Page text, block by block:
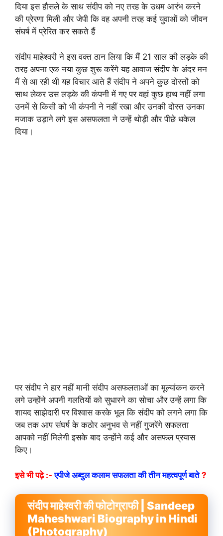
दिया इस हौसले के साथ संदीप को नए तरह के उधम आरंभ करने
की प्रेरणा मिली और जेपी कि वह अपनी तरह कई युवाओं को जीवन
संघर्ष में प्रेरित कर सकते हैं
संदीप माहेश्वरी ने इस वक्त ठान लिया कि मैं 21 साल की लड़के की
तरह अपना एक नया कुछ शुरू करेंगे यह आवाज संदीप के अंदर मन
मैं से आ रही थी यह विचार आते हैं संदीप ने अपने कुछ दोस्तों को
साथ लेकर उस लड़के की कंपनी में गए पर वहां कुछ हाथ नहीं लगा
उनमें से किसी को भी कंपनी ने नहीं रखा और उनकी दोस्त उनका
मजाक उड़ाने लगे इस असफलता ने उन्हें थोड़ी और पीछे धकेल
दिया।
पर संदीप ने हार नहीं मानी संदीप असफलताओं का मूल्यांकन करने
लगे उन्होंने अपनी गलतियों को सुधारने का सोचा और उन्हें लगा कि
शायद साझेदारी पर विश्वास करके भूल कि संदीप को लगने लगा कि
जब तक आप संघर्ष के कठोर अनुभव से नहीं गुजरेंगे सफलता
आपको नहीं मिलेगी इसके बाद उन्होंने कई और असफल प्रयास
किए।
इसे भी पढ़े :-एपीजे अब्दुल कलाम सफलता की तीन महत्वपूर्ण बाते?
संदीप माहेश्वरी की फोटोग्राफी | Sandeep
Maheshwari Biography in Hindi
(Photography)